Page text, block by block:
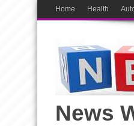
Home Health
News